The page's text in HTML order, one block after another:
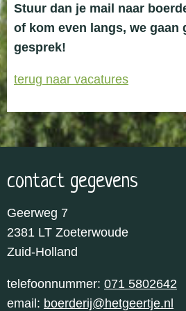
Stuur dan je mail naar
of kom even langs, we gaan
gesprek!
terug naar vacatures
contact gegevens
Geerweg 7
2381 LT Zoeterwoude
Zuid-Holland
telefoonnummer: 071 5802642
email: boerderij@hetgeertje.nl